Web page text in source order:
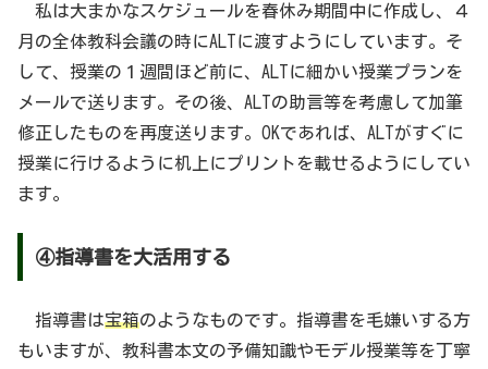
私は大まかなスケジュールを春休み期間中に作成し、４
月の全体教科会議の時にALTに渡すようにしています。そ
して、授業の１週間ほど前に、ALTに細かい授業プランを
メールで送ります。その後、ALTの助言等を考慮して加筆
修正したものを再度送ります。OKであれば、ALTがすぐに
授業に行けるように机上にプリントを載せるようにしてい
ます。
④指導書を大活用する
指導書は宝箱のようなものです。指導書を毛嫌いする方
もいますが、教科書本文の予備知識やモデル授業等を丁寧